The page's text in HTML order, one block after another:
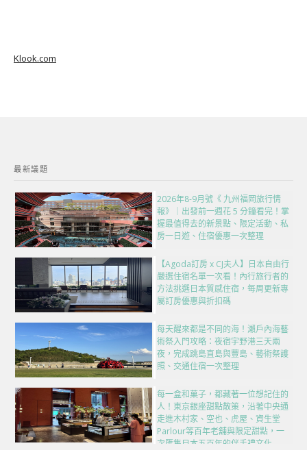
Klook.com
最新議題
2026年8-9月號《 九州福岡旅行情
報》｜出發前一週花 5 分鐘看完！掌
握最值得去的新景點、限定活動、私
房一日遊、住宿優惠一次整理
【Agoda訂房 x CJ夫人】日本自由行
嚴選住宿名單一次看！內行旅行者的
方法挑選日本質感住宿，每周更新專
屬訂房優惠與折扣碼
每天醒來都是不同的海！瀨戶內海藝
術祭入門攻略：夜宿宇野港三天兩
夜，完成跳島直島與豐島、藝術祭護
照、交通住宿一次整理
每一盒和菓子，都藏著一位想記住的
人！東京銀座甜點散策，沿著中央通
走進木村家、空也、虎屋、資生堂
Parlour等百年老舖與限定甜點，一
次匯集日本五百年的伴手禮文化